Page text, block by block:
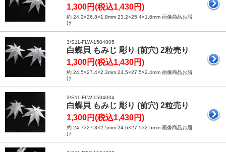
1,300円(税込1,430円)
約 24.2×26.8×1.8mm 23.2×25.4×1.6mm 画像商品お届
け
3/S11-FLW-1504005
白蝶貝 もみじ 彫り (前穴) 2粒売り
1,300円(税込1,430円)
約 24.5×27.4×2.3mm 24.5×27.5×2.4mm 画像商品お届
け
3/S11-FLW-1504004
白蝶貝 もみじ 彫り (前穴) 2粒売り
1,300円(税込1,430円)
約 24.7×27.8×2.5mm 24.6×27.5×2.5mm 画像商品お届
け